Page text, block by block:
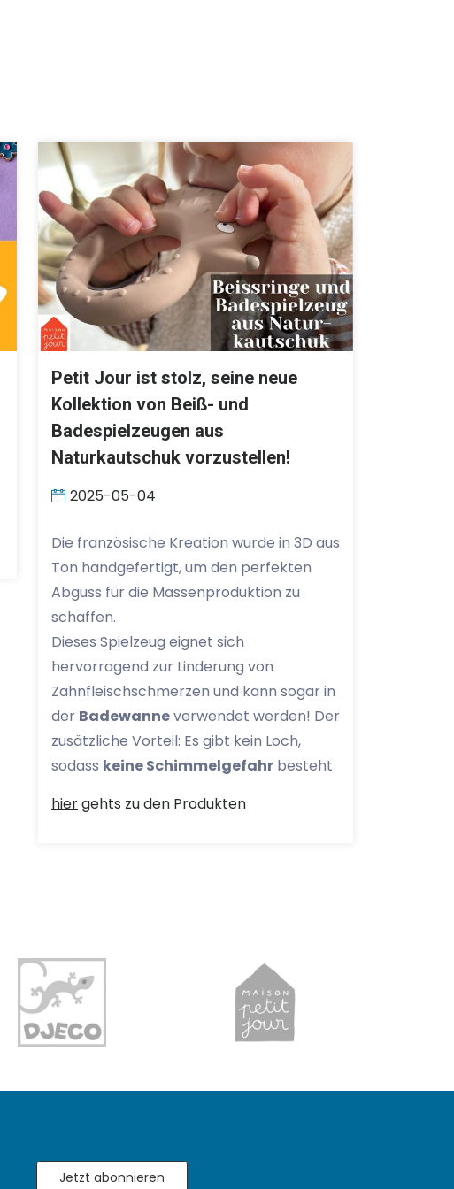
Petit Jour ist stolz, seine neue
Kollektion von Beiß- und
Badespielzeugen aus
Naturkautschuk vorzustellen!
2025-05-04
Die französische Kreation wurde in 3D aus
Ton handgefertigt, um den perfekten
Abguss für die Massenproduktion zu
schaffen.
Dieses Spielzeug eignet sich
hervorragend zur Linderung von
Zahnfleischschmerzen und kann sogar in
der Badewanneverwendet werden! Der
zusätzliche Vorteil: Es gibt kein Loch,
sodass keine Schimmelgefahr besteht
hiergehts zu den Produkten
Jetzt abonnieren